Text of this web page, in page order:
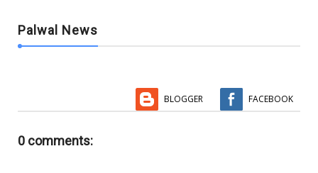
Palwal News
BLOGGER FACEBOOK
0 comments: